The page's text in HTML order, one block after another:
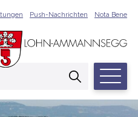
Push-Nachrichten Nota Bene
Suche